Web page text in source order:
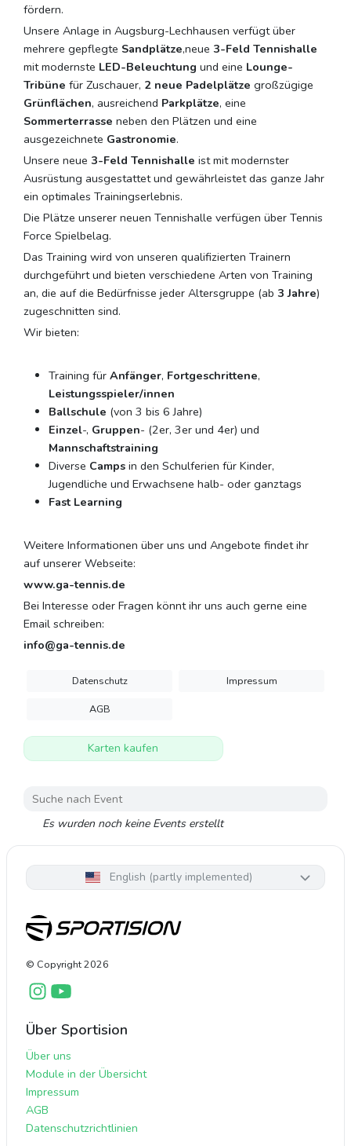
fördern.
Unsere Anlage in Augsburg-Lechhausen verfügt über
mehrere gepflegte Sandplätze,neue 3-Feld Tennishalle
mit modernste LED-Beleuchtung und eine Lounge-
Tribüne für Zuschauer, 2 neue Padelplätze großzügige
Grünflächen, ausreichend Parkplätze, eine
Sommerterrasse neben den Plätzen und eine
ausgezeichnete Gastronomie.
Unsere neue 3-Feld Tennishalle ist mit modernster
Ausrüstung ausgestattet und gewährleistet das ganze Jahr
ein optimales Trainingserlebnis.
Die Plätze unserer neuen Tennishalle verfügen über Tennis
Force Spielbelag.
Das Training wird von unseren qualifizierten Trainern
durchgeführt und bieten verschiedene Arten von Training
an, die auf die Bedürfnisse jeder Altersgruppe (ab 3 Jahre)
zugeschnitten sind.
Wir bieten:
Training für Anfänger, Fortgeschrittene,
Leistungsspieler/innen
Ballschule (von 3 bis 6 Jahre)
Einzel-, Gruppen- (2er, 3er und 4er) und
Mannschaftstraining
Diverse Camps in den Schulferien für Kinder,
Jugendliche und Erwachsene halb- oder ganztags
Fast Learning
Weitere Informationen über uns und Angebote findet ihr
auf unserer Webseite:
www.ga-tennis.de
Bei Interesse oder Fragen könnt ihr uns auch gerne eine
Email schreiben:
info@ga-tennis.de
Datenschutz Impressum
AGB
Karten kaufen
Es wurden noch keine Events erstellt
English (partly implemented)
© Copyright2026
Über Sportision
Über uns
Module in der Übersicht
Impressum
AGB
Datenschutzrichtlinien